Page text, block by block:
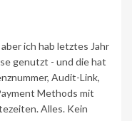
ich hab letztes Jahr
genutzt - und die hat
Audit-Link,
Methods mit
Alles. Kein